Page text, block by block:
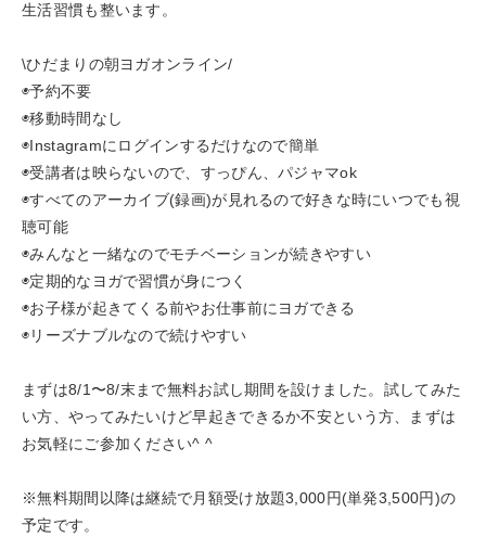
生活習慣も整います。
\ひだまりの朝ヨガオンライン/
◉予約不要
◉移動時間なし
◉Instagramにログインするだけなので簡単
◉受講者は映らないので、すっぴん、パジャマok
◉すべてのアーカイブ(録画)が見れるので好きな時にいつでも視
聴可能
◉みんなと一緒なのでモチベーションが続きやすい
◉定期的なヨガで習慣が身につく
◉お子様が起きてくる前やお仕事前にヨガできる
◉リーズナブルなので続けやすい
まずは8/1〜8/末まで無料お試し期間を設けました。試してみた
い方、やってみたいけど早起きできるか不安という方、まずは
お気軽にご参加ください^ ^
※無料期間以降は継続で月額受け放題3,000円(単発3,500円)の
予定です。